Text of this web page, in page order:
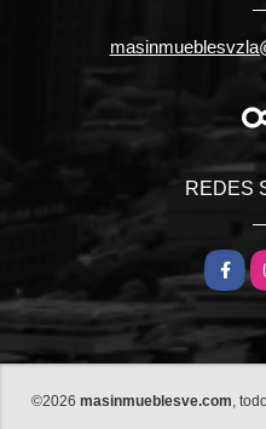
REDES
©2026 masinmueblesve.com ,